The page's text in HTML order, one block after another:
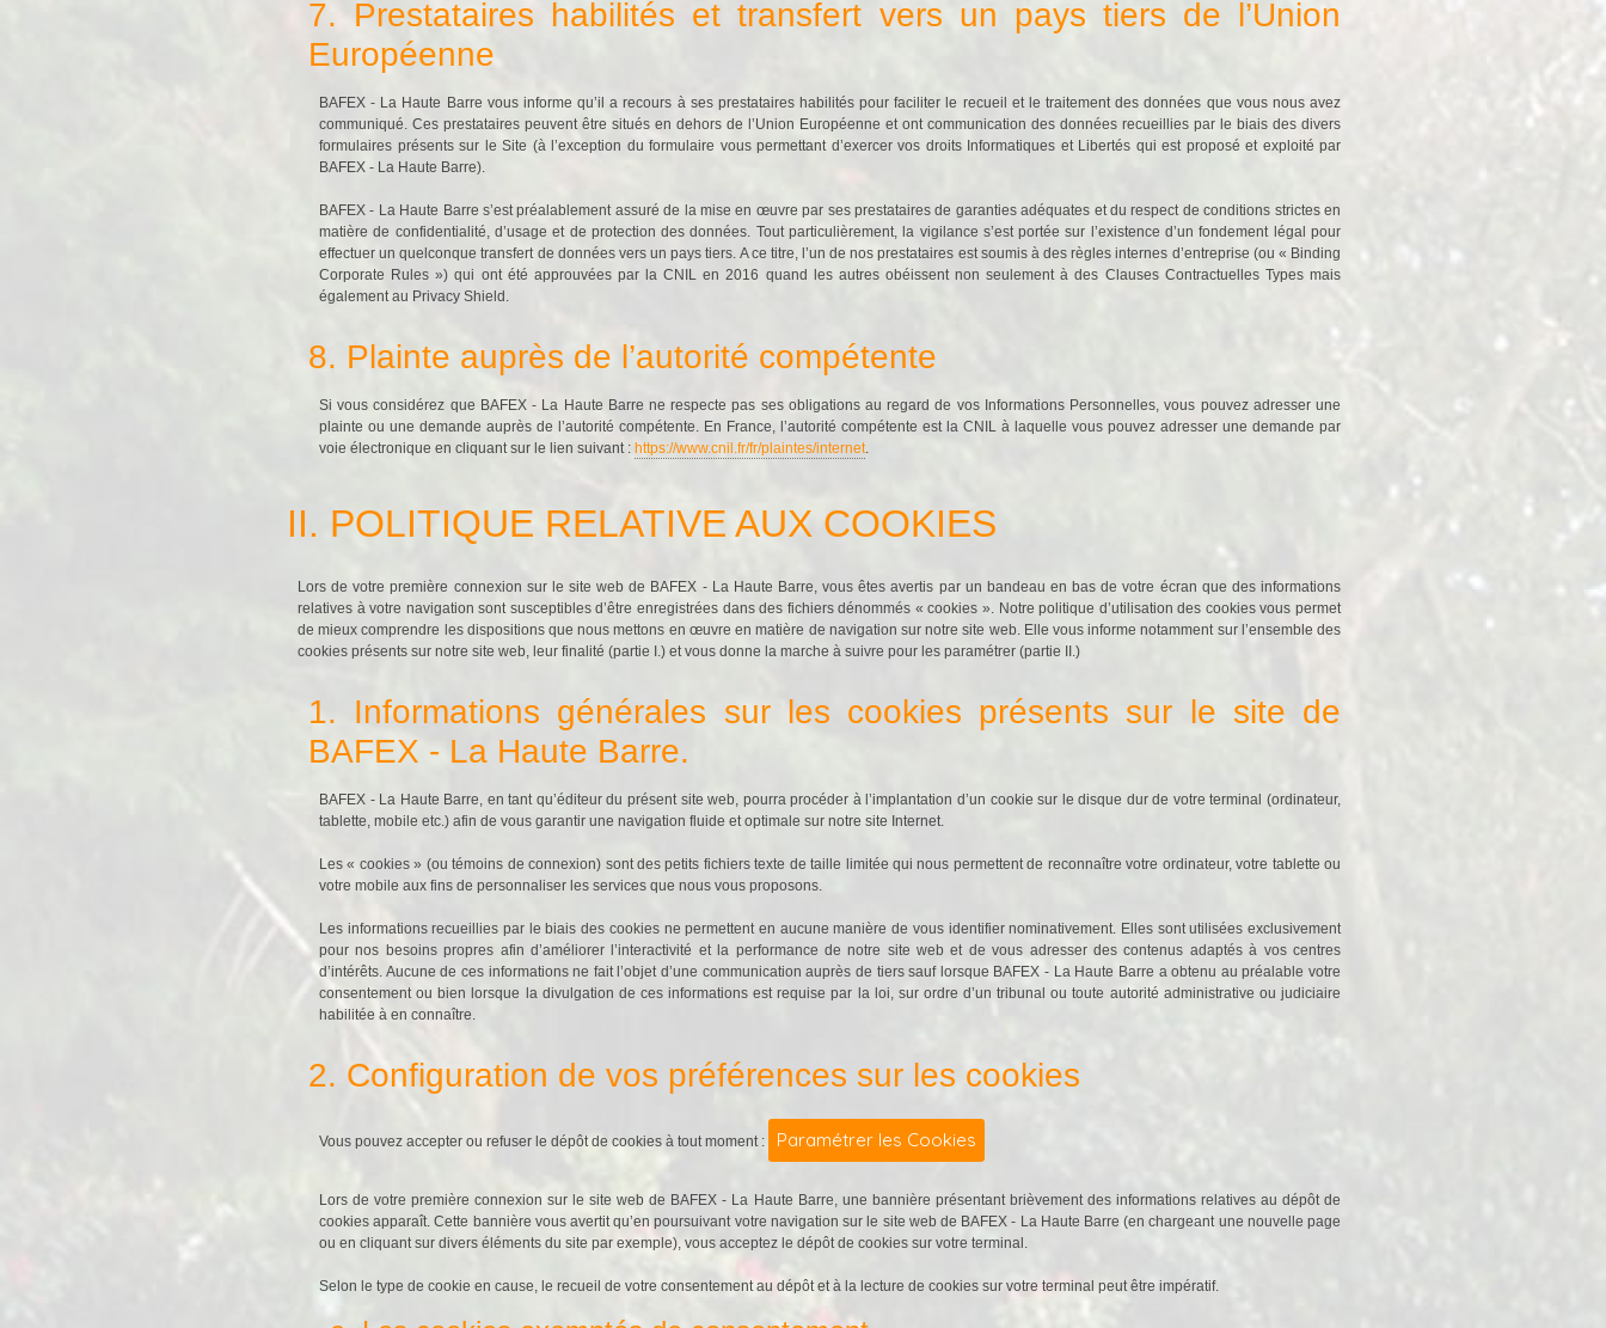
7. Prestataires habilités et transfert vers un pays tiers de l’Union
Européenne
BAFEX - La Haute Barre vous informe qu’il a recours à ses prestataires habilités pour faciliter le recueil et le traitement des données que vous nous avez
communiqué. Ces prestataires peuvent être situés en dehors de l’Union Européenne et ont communication des données recueillies par le biais des divers
formulaires présents sur le Site (à l’exception du formulaire vous permettant d’exercer vos droits Informatiques et Libertés qui est proposé et exploité par
BAFEX - La Haute Barre).
BAFEX - La Haute Barre s’est préalablement assuré de la mise en œuvre par ses prestataires de garanties adéquates et du respect de conditions strictes en
matière de confidentialité, d’usage et de protection des données. Tout particulièrement, la vigilance s’est portée sur l’existence d’un fondement légal pour
effectuer un quelconque transfert de données vers un pays tiers. A ce titre, l’un de nos prestataires est soumis à des règles internes d’entreprise (ou « Binding
Corporate Rules ») qui ont été approuvées par la CNIL en 2016 quand les autres obéissent non seulement à des Clauses Contractuelles Types mais
également au Privacy Shield.
8. Plainte auprès de l’autorité compétente
Si vous considérez que BAFEX - La Haute Barre ne respecte pas ses obligations au regard de vos Informations Personnelles, vous pouvez adresser une
plainte ou une demande auprès de l’autorité compétente. En France, l’autorité compétente est la CNIL à laquelle vous pouvez adresser une demande par
voie électronique en cliquant sur le lien suivant : https://www.cnil.fr/fr/plaintes/internet.
II. POLITIQUE RELATIVE AUX COOKIES
Lors de votre première connexion sur le site web de BAFEX - La Haute Barre, vous êtes avertis par un bandeau en bas de votre écran que des informations
relatives à votre navigation sont susceptibles d’être enregistrées dans des fichiers dénommés « cookies ». Notre politique d’utilisation des cookies vous permet
de mieux comprendre les dispositions que nous mettons en œuvre en matière de navigation sur notre site web. Elle vous informe notamment sur l’ensemble des
cookies présents sur notre site web, leur finalité (partie I.) et vous donne la marche à suivre pour les paramétrer (partie II.)
1. Informations générales sur les cookies présents sur le site de
BAFEX - La Haute Barre.
BAFEX - La Haute Barre, en tant qu’éditeur du présent site web, pourra procéder à l’implantation d’un cookie sur le disque dur de votre terminal (ordinateur,
tablette, mobile etc.) afin de vous garantir une navigation fluide et optimale sur notre site Internet.
Les « cookies » (ou témoins de connexion) sont des petits fichiers texte de taille limitée qui nous permettent de reconnaître votre ordinateur, votre tablette ou
votre mobile aux fins de personnaliser les services que nous vous proposons.
Les informations recueillies par le biais des cookies ne permettent en aucune manière de vous identifier nominativement. Elles sont utilisées exclusivement
pour nos besoins propres afin d’améliorer l’interactivité et la performance de notre site web et de vous adresser des contenus adaptés à vos centres
d’intérêts. Aucune de ces informations ne fait l’objet d’une communication auprès de tiers sauf lorsque BAFEX - La Haute Barre a obtenu au préalable votre
consentement ou bien lorsque la divulgation de ces informations est requise par la loi, sur ordre d’un tribunal ou toute autorité administrative ou judiciaire
habilitée à en connaître.
2. Configuration de vos préférences sur les cookies
Vous pouvez accepter ou refuser le dépôt de cookies à tout moment : Paramétrer les Cookies
Lors de votre première connexion sur le site web de BAFEX - La Haute Barre, une bannière présentant brièvement des informations relatives au dépôt de
cookies apparaît. Cette bannière vous avertit qu’en poursuivant votre navigation sur le site web de BAFEX - La Haute Barre (en chargeant une nouvelle page
ou en cliquant sur divers éléments du site par exemple), vous acceptez le dépôt de cookies sur votre terminal.
Selon le type de cookie en cause, le recueil de votre consentement au dépôt et à la lecture de cookies sur votre terminal peut être impératif.